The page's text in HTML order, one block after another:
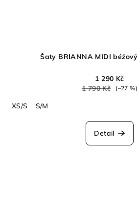
Šaty BRIANNA MIDI
1 290 Kč
1 790 Kč
(–27 %)
XS/S S/M
Detail